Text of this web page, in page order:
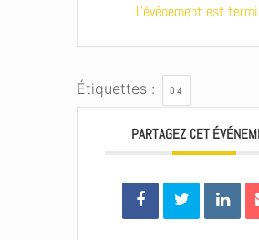
L'événement est
Étiquettes : 04
PARTAGEZ CET